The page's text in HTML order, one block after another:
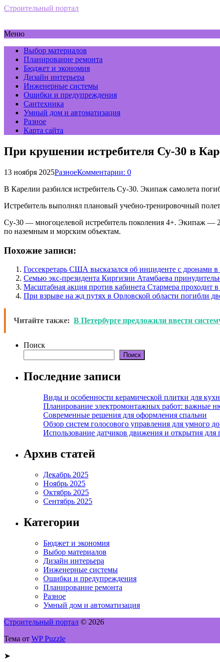
Строительный портал
Меню
Выбор материалов
Планирование ремонта
Бюджет и экономия
Дизайн интерьера
Инженерные системы
Ошибки и предупреждения
Сантехника
Умный дом и автоматизация
Разное
Карта сайта
При крушении истребителя Су-30 в
13 ноября 2025РазноеКомментарии: 0
В Карелии разбился истребитель Су-30. Экипаж самолета
Истребитель выполнял плановый учебно-тренировочный
Су-30 — многоцелевой истребитель поколения 4+. Экипаж —
по наземным и морским объектам.
Похожие записи:
Госсекретарь США высказался об инциденте с дронами
Семью экс-президента Киргизии Атамбаева
Масштабная акция против кабинета Стармера проходит
При взрыве на жд путях в Орловской области погибли
Читайте также: В Петербурге предложили ввести
Поиск
Поиск
Последние записи
Виды и особенности керамической плитки для
Планирование электромонтажных работ: важные
Современные решения для оформления спальни
Обзор систем голосового управления для умного
Использование датчиков движения и открытия для
Архив статей
Декабрь 2025
Ноябрь 2025
Октябрь 2025
Сентябрь 2025
Категории
Бюджет и экономия
Выбор материалов
Дизайн интерьера
Инженерные системы
Ошибки и предупреждения
Планирование ремонта
Разное
Умный дом и автоматизация
Строительный портал © 2026
Тема от WP Puzzle
➤